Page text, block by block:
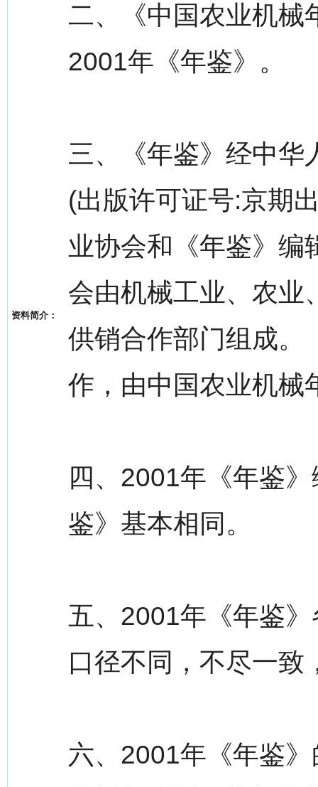
资料简介：
二、《中国农业机械
2001年《年鉴》。
三、《年鉴》经中华
(出版许可证号:京期
业协会和《年鉴》编
会由机械工业、农业
供销合作部门组成。
作，由中国农业机械
四、2001年《年鉴
鉴》基本相同。
五、2001年《年鉴
口径不同，不尽一致
六、2001年《年鉴